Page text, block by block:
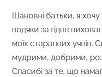
Шановні батьки, я
подяки за гідне
моїх старанних учнів.
мудрими, добрими,
Спасибі за те, що